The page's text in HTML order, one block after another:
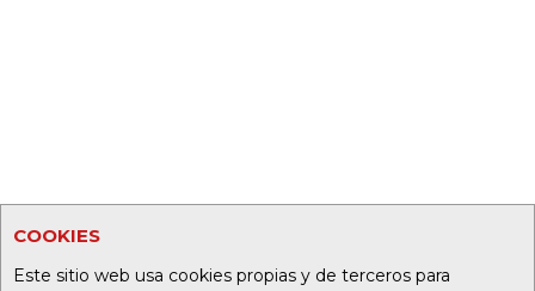
COOKIES
Este sitio web usa cookies propias y de terceros para